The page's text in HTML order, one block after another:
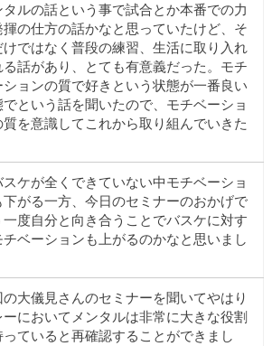
タルの話という事で試合とか本番での力
揮の仕方の話かなと思っていたけど、そ
けではなく普段の練習、生活に取り入れ
る話があり、とても有意義だった。モチ
ションの質で好きという状態が一番良い
でという話を聞いたので、モチベーショ
質を意識してこれから取り組んでいきた
スケが全くできていない中モチベーショ
下がる一方、今日のセミナーのおかげで
一度自分と向き合うことでバスケに対す
チベーションも上がるのかなと思いまし
の大儀見さんのセミナーを聞いてやはり
ーにおいてメンタルは非常に大きな役割
っていると再確認することができまし